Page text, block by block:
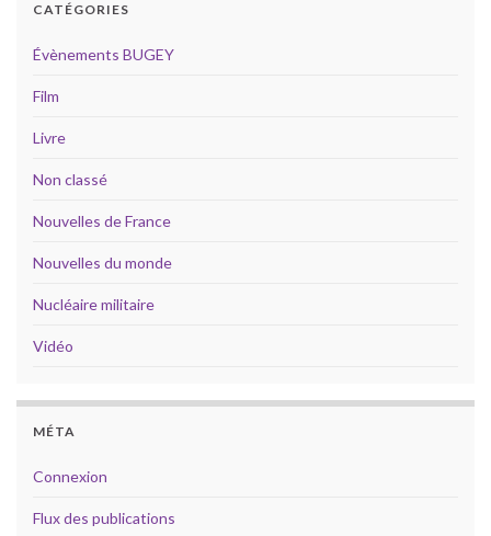
CATÉGORIES
Évènements BUGEY
Film
Livre
Non classé
Nouvelles de France
Nouvelles du monde
Nucléaire militaire
Vidéo
MÉTA
Connexion
Flux des publications